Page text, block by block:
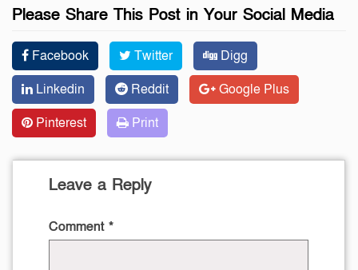
Please Share This Post in Your Social Media
Facebook Twitter
Digg
Linkedin
Reddit
Google Plus
Pinterest
Print
Leave a Reply
Comment *